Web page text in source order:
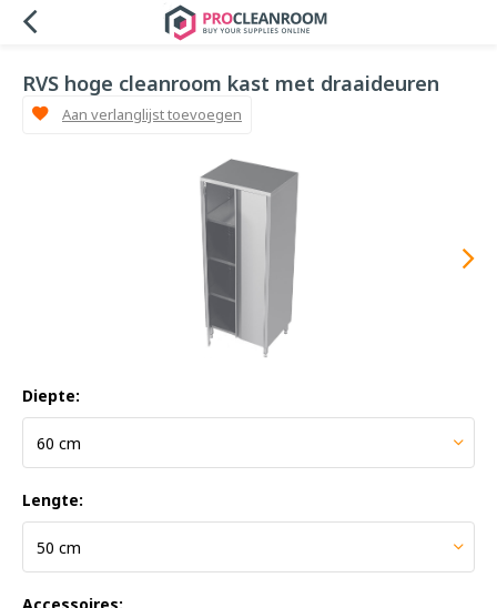
RVS hoge cleanroom kast met draaideuren
Aan verlanglijst toevoegen
Diepte:
Lengte: